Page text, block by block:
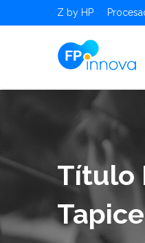
Z by HP
Título